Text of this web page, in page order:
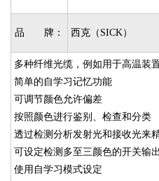
品 牌： 西克（SICK）
多种纤维光缆，例如用于高温装
简单的自学习记忆功能
可调节颜色允许偏差
按照颜色进行鉴别、检查和分类
透过检测分析发射光和接收光来
可设定检测多至三颜色的开关输出
使用自学习模式设定